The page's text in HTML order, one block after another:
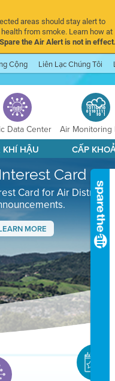
areas should stay alert to
from smoke. Learn how at
the Air Alert is not in effect.
Cộng Liên Lạc Chúng Tôi
Data Center Air Monitoring
KHÍ HẬU CẤP
Card
Card for Air District job
MORE